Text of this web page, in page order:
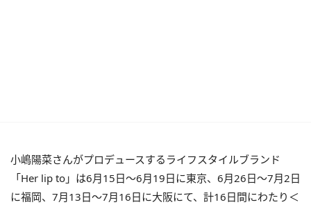
小嶋陽菜さんがプロデュースするライフスタイルブランド
「Her lip to」は6月15日〜6月19日に東京、6月26日〜7月2日
に福岡、7月13日〜7月16日に大阪にて、計16日間にわたり＜